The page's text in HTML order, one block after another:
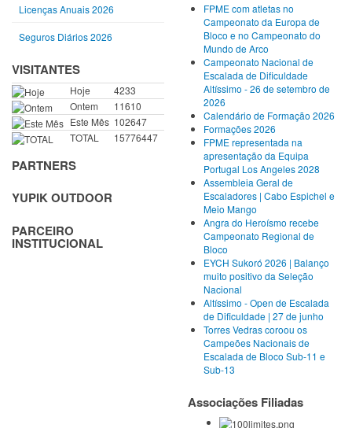
Licenças Anuais 2026
Seguros Diários 2026
VISITANTES
Hoje
4233
Ontem
11610
Este Mês 102647
TOTAL
15776447
PARTNERS
YUPIK OUTDOOR
PARCEIRO
INSTITUCIONAL
FPME com atletas no
Campeonato da Europa de
Bloco e no Campeonato do
Mundo de Arco
Campeonato Nacional de
Escalada de Dificuldade
Altíssimo - 26 de setembro de
2026
Calendário de Formação 2026
Formações 2026
FPME representada na
apresentação da Equipa
Portugal Los Angeles 2028
Assembleia Geral de
Escaladores | Cabo Espichel e
Meio Mango
Angra do Heroísmo recebe
Campeonato Regional de
Bloco
EYCH Sukoró 2026 | Balanço
muito positivo da Seleção
Nacional
Altíssimo - Open de Escalada
de Dificuldade | 27 de junho
Torres Vedras coroou os
Campeões Nacionais de
Escalada de Bloco Sub-11 e
Sub-13
Associações Filiadas